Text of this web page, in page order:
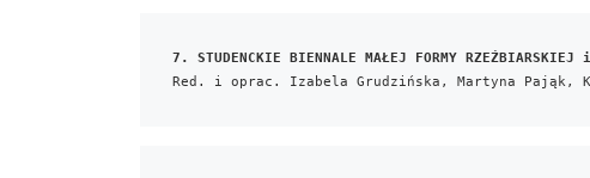
7. STUDENCKIE BIENNALE MAŁEJ FORMY RZEŹBIARSKIEJ
Red. i oprac. Izabela Grudzińska, Martyna Pająk,